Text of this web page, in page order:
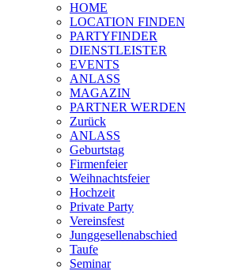
HOME
LOCATION FINDEN
PARTYFINDER
DIENSTLEISTER
EVENTS
ANLASS
MAGAZIN
PARTNER WERDEN
Zurück
ANLASS
Geburtstag
Firmenfeier
Weihnachtsfeier
Hochzeit
Private Party
Vereinsfest
Junggesellenabschied
Taufe
Seminar